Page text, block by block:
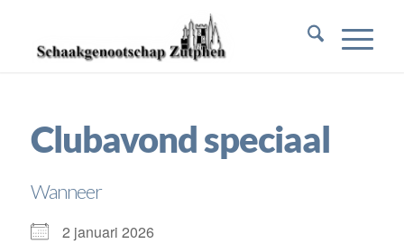
Clubavond speciaal
Wanneer
2 januari 2026